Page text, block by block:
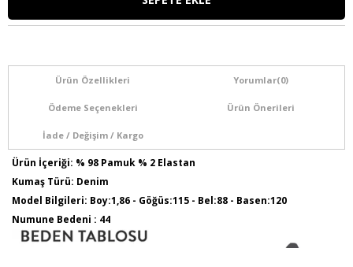
Ürün Özellikleri Yorumlar(0)
Ödeme Seçenekleri Ürün Önerileri
İade / Değişim / Kargo
Ürün İçeriği: % 98 Pamuk % 2 Elastan
Kumaş Türü: Denim
Model Bilgileri: Boy:1,86 - Göğüs:115 - Bel:88 - Basen:120
Numune Bedeni : 44